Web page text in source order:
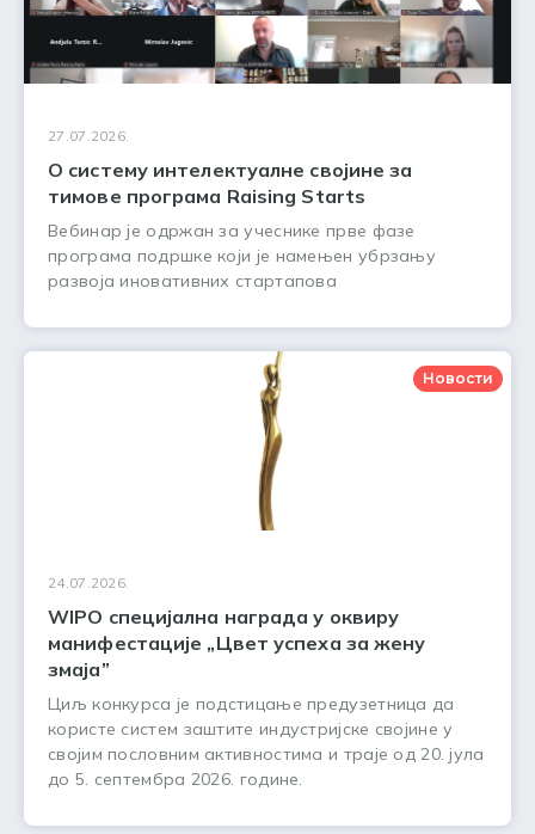
27.07.2026.
О систему интелектуалне својине за
тимове програма Raising Starts
Вебинар је одржан за учеснике прве фазе
програма подршке који је намењен убрзању
развоја иновативних стартапова
Новости
24.07.2026.
WIPO специјална награда у оквиру
манифестације „Цвет успеха за жену
змаја”
Циљ конкурса је подстицање предузетница да
користе систем заштите индустријске својине у
својим пословним активностима и траје од 20. јула
до 5. септембра 2026. године.